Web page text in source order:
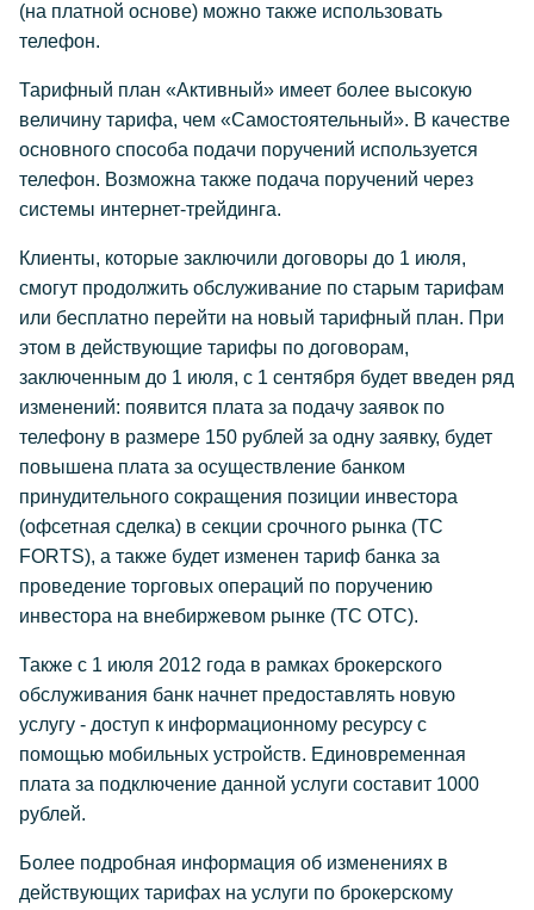
(на платной основе) можно также использовать
телефон.
Тарифный план «Активный» имеет более высокую
величину тарифа, чем «Самостоятельный». В качестве
основного способа подачи поручений используется
телефон. Возможна также подача поручений через
системы интернет-трейдинга.
Клиенты, которые заключили договоры до 1 июля,
смогут продолжить обслуживание по старым тарифам
или бесплатно перейти на новый тарифный план. При
этом в действующие тарифы по договорам,
заключенным до 1 июля, с 1 сентября будет введен ряд
изменений: появится плата за подачу заявок по
телефону в размере 150 рублей за одну заявку, будет
повышена плата за осуществление банком
принудительного сокращения позиции инвестора
(офсетная сделка) в секции срочного рынка (ТС
FORTS), а также будет изменен тариф банка за
проведение торговых операций по поручению
инвестора на внебиржевом рынке (ТС ОТС).
Также с 1 июля 2012 года в рамках брокерского
обслуживания банк начнет предоставлять новую
услугу - доступ к информационному ресурсу с
помощью мобильных устройств. Единовременная
плата за подключение данной услуги составит 1000
рублей.
Более подробная информация об изменениях в
действующих тарифах на услуги по брокерскому